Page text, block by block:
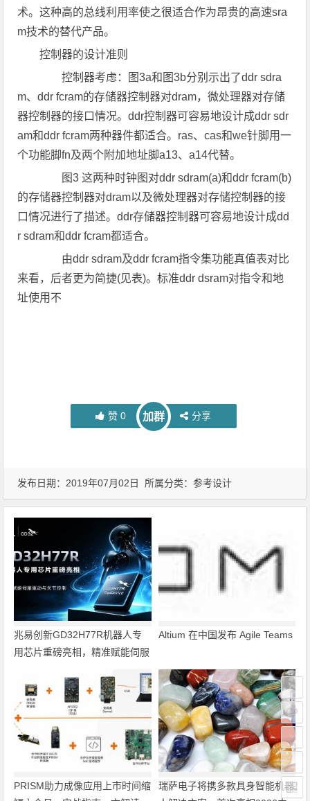
术。这种高的总线利用率使之很适合作为昂贵的高速sra
m技术的替代产品。
控制器的设计准则
控制器考虑：图3a和图3b分别示出了ddr sdra
m、ddr fcram的存储器控制器对dram，微处理器对存储
器控制器的接口情况。ddr控制器可容易地设计成ddr sdr
am和ddr fcram两种器件都适合。ras、cas和we针脚用一
个功能脚fn及两个附加地址脚a13、a14代替。
图3 这两种时钟图对ddr sdram(a)和ddr fcram(b)
的存储器控制器对dram以及微处理器对存储控制器的接
口情况进行了描述。ddr存储器控制器可容易地设计成dd
r sdram和ddr fcram都适合。
由ddr sdram及ddr fcram指令集功能真值表对比
来看，后者更为简捷(见表)。标准ddr dsram对指令和地
址使用不
赞 0 加群 分享
发布日期：2019年07月02日 所属分类：参考设计
兆易创新GD32H77R机器人专
用芯片重磅亮相，精准赋能伺服
Altium 在中国发布 Agile Teams
PRISM助力成像应用上市时间缩
瑞萨电子将携多款具身智能机器